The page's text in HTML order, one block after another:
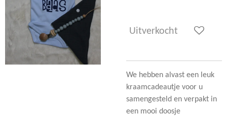
Uitverkocht
We hebben alvast een leuk
kraamcadeautje voor u
samengesteld en verpakt in
een mooi doosje